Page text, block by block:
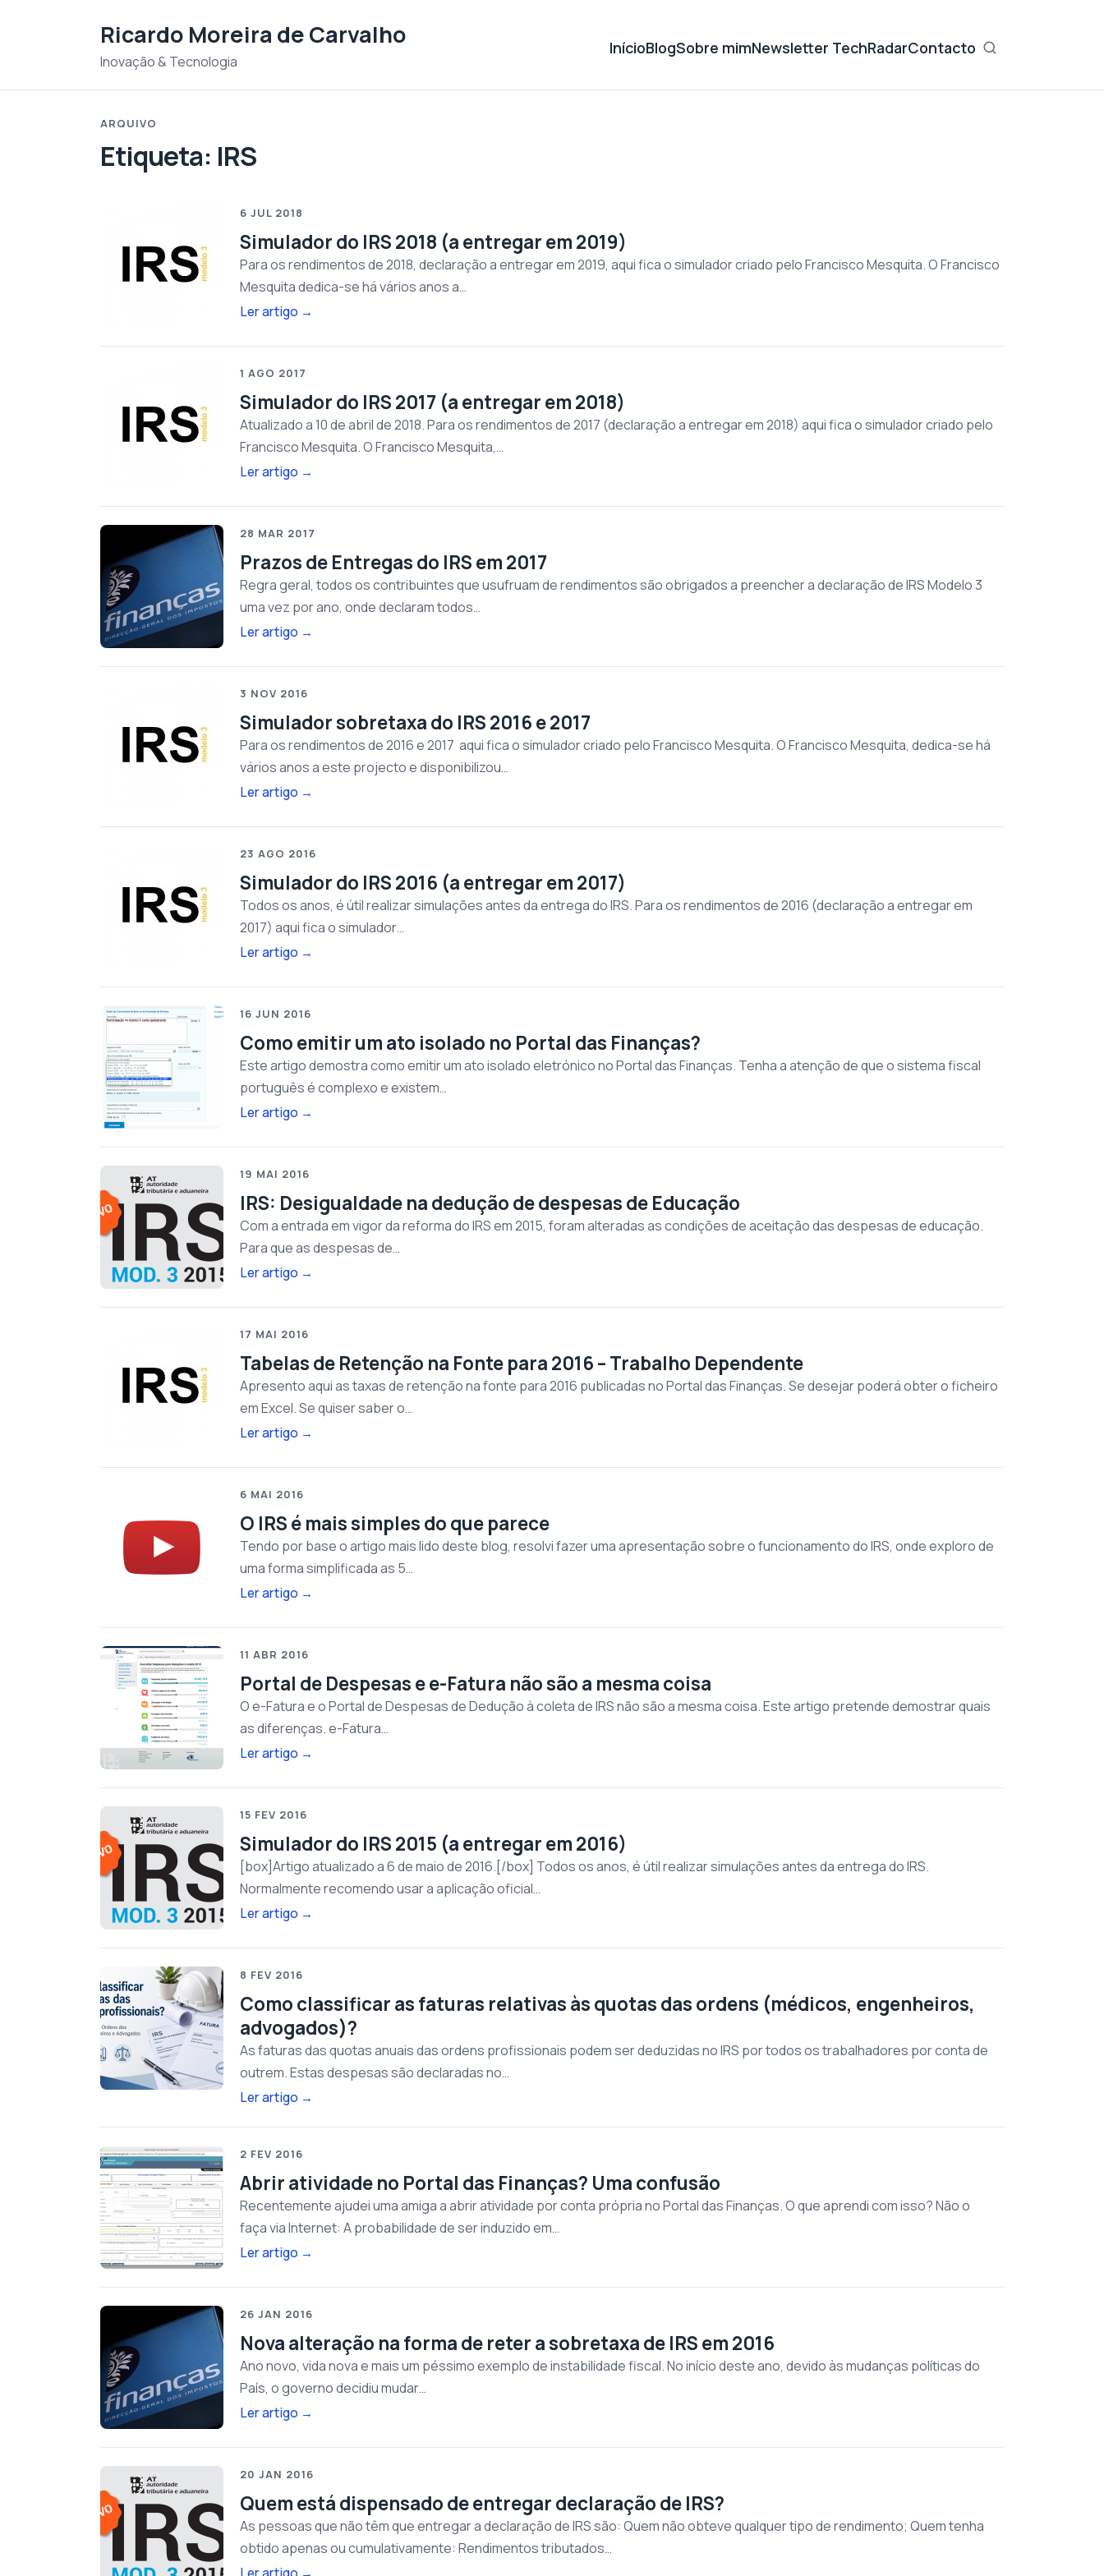
Ricardo Moreira de Carvalho
Inovação & Tecnologia
InícioBlogSobre mimNewsletter TechRadarContacto
ARQUIVO
Etiqueta: IRS
6 JUL 2018
Simulador do IRS 2018 (a entregar em 2019)
Para os rendimentos de 2018, declaração a entregar em 2019, aqui fica o simulador criado pelo Francisco Mesquita. O Francisco
Mesquita dedica-se há vários anos a…
Ler artigo →
1 AGO 2017
Simulador do IRS 2017 (a entregar em 2018)
Atualizado a 10 de abril de 2018. Para os rendimentos de 2017 (declaração a entregar em 2018) aqui fica o simulador criado pelo
Francisco Mesquita. O Francisco Mesquita,…
Ler artigo →
28 MAR 2017
Prazos de Entregas do IRS em 2017
Regra geral, todos os contribuintes que usufruam de rendimentos são obrigados a preencher a declaração de IRS Modelo 3
uma vez por ano, onde declaram todos…
Ler artigo →
3 NOV 2016
Simulador sobretaxa do IRS 2016 e 2017
Para os rendimentos de 2016 e 2017 aqui fica o simulador criado pelo Francisco Mesquita. O Francisco Mesquita, dedica-se há
vários anos a este projecto e disponibilizou…
Ler artigo →
23 AGO 2016
Simulador do IRS 2016 (a entregar em 2017)
Todos os anos, é útil realizar simulações antes da entrega do IRS. Para os rendimentos de 2016 (declaração a entregar em
2017) aqui fica o simulador…
Ler artigo →
16 JUN 2016
Como emitir um ato isolado no Portal das Finanças?
Este artigo demostra como emitir um ato isolado eletrónico no Portal das Finanças. Tenha a atenção de que o sistema fiscal
português é complexo e existem…
Ler artigo →
19 MAI 2016
IRS: Desigualdade na dedução de despesas de Educação
Com a entrada em vigor da reforma do IRS em 2015, foram alteradas as condições de aceitação das despesas de educação.
Para que as despesas de…
Ler artigo →
17 MAI 2016
Tabelas de Retenção na Fonte para 2016 – Trabalho Dependente
Apresento aqui as taxas de retenção na fonte para 2016 publicadas no Portal das Finanças. Se desejar poderá obter o ficheiro
em Excel. Se quiser saber o…
Ler artigo →
6 MAI 2016
O IRS é mais simples do que parece
Tendo por base o artigo mais lido deste blog, resolvi fazer uma apresentação sobre o funcionamento do IRS, onde exploro de
uma forma simplificada as 5…
Ler artigo →
11 ABR 2016
Portal de Despesas e e-Fatura não são a mesma coisa
O e-Fatura e o Portal de Despesas de Dedução à coleta de IRS não são a mesma coisa. Este artigo pretende demostrar quais
as diferenças. e-Fatura…
Ler artigo →
15 FEV 2016
Simulador do IRS 2015 (a entregar em 2016)
[box]Artigo atualizado a 6 de maio de 2016.[/box] Todos os anos, é útil realizar simulações antes da entrega do IRS.
Normalmente recomendo usar a aplicação oficial…
Ler artigo →
8 FEV 2016
Como classificar as faturas relativas às quotas das ordens (médicos, engenheiros,
advogados)?
As faturas das quotas anuais das ordens profissionais podem ser deduzidas no IRS por todos os trabalhadores por conta de
outrem. Estas despesas são declaradas no…
Ler artigo →
2 FEV 2016
Abrir atividade no Portal das Finanças? Uma confusão
Recentemente ajudei uma amiga a abrir atividade por conta própria no Portal das Finanças. O que aprendi com isso? Não o
faça via Internet: A probabilidade de ser induzido em…
Ler artigo →
26 JAN 2016
Nova alteração na forma de reter a sobretaxa de IRS em 2016
Ano novo, vida nova e mais um péssimo exemplo de instabilidade fiscal. No início deste ano, devido às mudanças políticas do
País, o governo decidiu mudar…
Ler artigo →
20 JAN 2016
Quem está dispensado de entregar declaração de IRS?
As pessoas que não têm que entregar a declaração de IRS são: Quem não obteve qualquer tipo de rendimento; Quem tenha
obtido apenas ou cumulativamente: Rendimentos tributados…